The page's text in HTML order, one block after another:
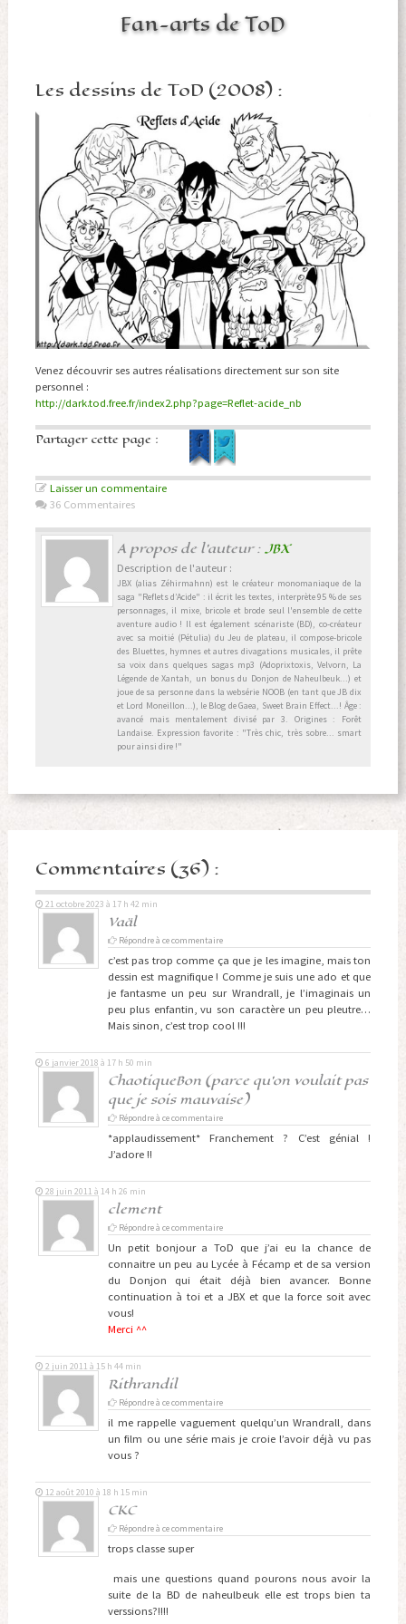
Fan-arts de ToD
Les dessins de ToD (2008) :
Venez découvrir ses autres réalisations directement sur son site
personnel :
http://dark.tod.free.fr/index2.php?page=Reflet-acide_nb
Partager cette page :
Laisser un commentaire
36 Commentaires
A propos de l'auteur :JBX
Description de l'auteur :
JBX (alias Zéhirmahnn) est le créateur monomaniaque de la
saga "Reflets d’Acide" : il écrit les textes, interprète 95 % de ses
personnages, il mixe, bricole et brode seul l'ensemble de cette
aventure audio ! Il est également scénariste (BD), co-créateur
avec sa moitié (Pétulia) du Jeu de plateau, il compose-bricole
des Bluettes, hymnes et autres divagations musicales, il prête
sa voix dans quelques sagas mp3 (Adoprixtoxis, Velvorn, La
Légende de Xantah, un bonus du Donjon de Naheulbeuk...) et
joue de sa personne dans la websérie NOOB (en tant que JB dix
et Lord Moneillon...), le Blog de Gaea, Sweet Brain Effect...! Âge :
avancé mais mentalement divisé par 3. Origines : Forêt
Landaise. Expression favorite : "Très chic, très sobre... smart
pour ainsi dire !"
Commentaires (36) :
Vaäl
21 octobre 2023 à 17 h 42 min
Répondre à ce commentaire
c’est pas trop comme ça que je les imagine, mais ton
dessin est magnifique ! Comme je suis une ado et que
je fantasme un peu sur Wrandrall, je l’imaginais un
peu plus enfantin, vu son caractère un peu pleutre…
Mais sinon, c’est trop cool !!!
ChaotiqueBon (parce qu'on voulait pas
que je sois mauvaise)
6 janvier 2018 à 17 h 50 min
Répondre à ce commentaire
*applaudissement* Franchement ? C’est génial !
J’adore !!
clement
28 juin 2011 à 14 h 26 min
Répondre à ce commentaire
Un petit bonjour a ToD que j’ai eu la chance de
connaitre un peu au Lycée à Fécamp et de sa version
du Donjon qui était déjà bien avancer. Bonne
continuation à toi et a JBX et que la force soit avec
vous!
Merci ^^
Rithrandil
2 juin 2011 à 15 h 44 min
Répondre à ce commentaire
il me rappelle vaguement quelqu’un Wrandrall, dans
un film ou une série mais je croie l’avoir déjà vu pas
vous ?
CKC
12 août 2010 à 18 h 15 min
Répondre à ce commentaire
trops classe super
mais une questions quand pourons nous avoir la
suite de la BD de naheulbeuk elle est trops bien ta
verssions?!!!!